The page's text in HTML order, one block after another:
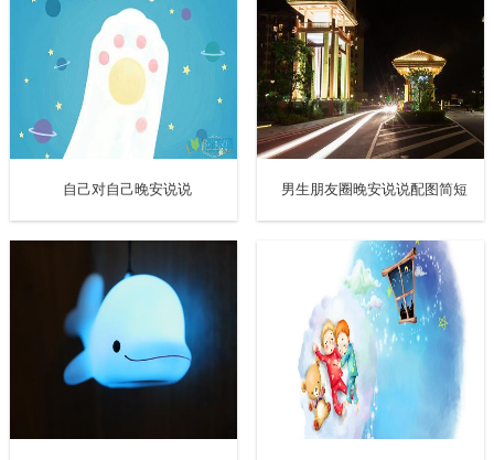
安安心心睡好觉，朋友，晚安。
自己对自己晚安说说 男生朋友圈晚安说说配图简短